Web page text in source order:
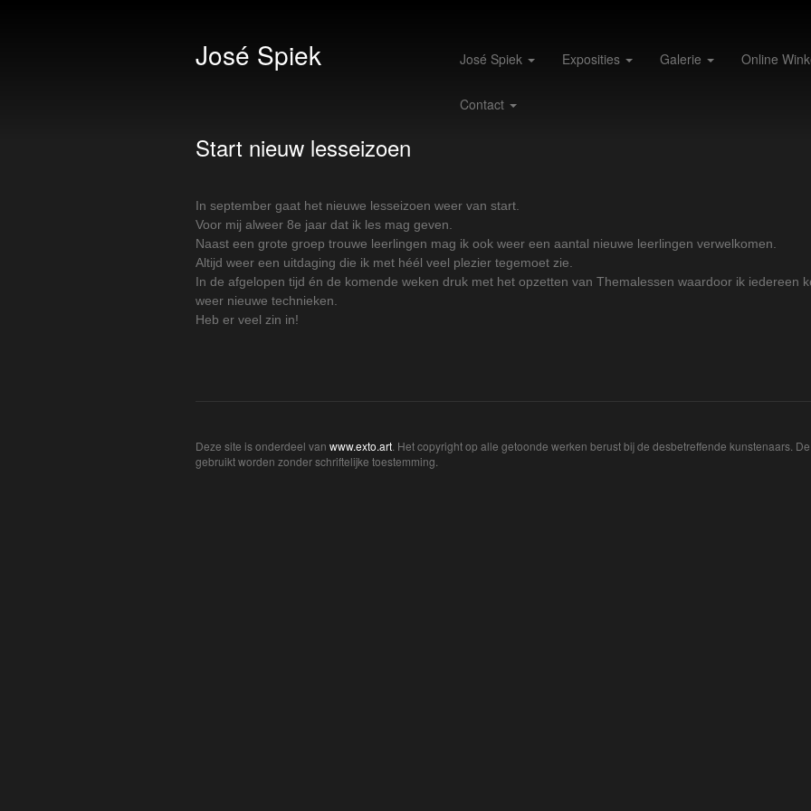
José Spiek José Spiek Exposities Galerie Online
Contact
Start nieuw lesseizoen
In september gaat het nieuwe lesseizoen weer van start.
Voor mij alweer 8e jaar dat ik les mag geven.
Naast een grote groep trouwe leerlingen mag ik ook weer een aantal nieuwe leerlingen verwelkomen.
Altijd weer een uitdaging die ik met héél veel plezier tegemoet zie.
In de afgelopen tijd én de komende weken druk met het opzetten van Themalessen waardoor ik iedereen
weer nieuwe technieken.
Heb er veel zin in!
Deze site is onderdeel van www.exto.art . Het copyright op alle getoonde werken berust bij de desbetreffende kunstenaars.
gebruikt worden zonder schriftelijke toestemming.